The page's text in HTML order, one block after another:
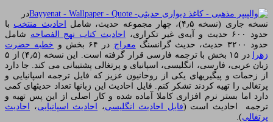
در
نسخه جاری (نسخه ۴٫۵)، چهار مجموعه حدیث، شامل
احادیث منتخب با
حدود ۶۰۰ حدیث و آیه‌ی غیر تکراری،
احادیث کتاب نهج الفصاحه شامل
حدود ۳۲۰۰ حدیث، حدیث گرانسنگ
معراج در ۶۴ بخش و
خطبه حضرت
زهرا
در ۱۵ بخش با ترجمه فارسی قرار گرفته است. این نسخه (۴٫۵) از ۵
زبان عربی، فارسی، انگلیسی، اسپانیای و پرتغالی پشتیبانی می کند. جا دارد
از زحمات و پیگیریهای یکی از روحانیون عزیز که فایل ترجمه اسپانیایی و
پرتغالی را تهیه کردند تشکر کنم. فایل احادیث این زبانها تعداد حدیثهای کمی
دارد اما بستر نرم افزاری کاملا آماده شده و کار اصلی از این پس تهیه و
ترجمه احادیث است (فایل احادیث انگلیسی، احادیث اسپانیایی،
احادیث
پرتغالی).